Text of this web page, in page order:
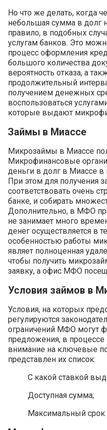
Но что же делать, когда
небольшая сумма в долг
правило, в подобных
услугам банков. Это
процесс оформления
большого количества
вероятность отказа, а
продолжительный
получением денежных
воспользоваться
которые выдают
Займы в Миассе
Микрозаймы в Миассе
Микрофинансовые
деньги в долг в Миассе в
При этом для получения
соответствовать очень
банке, и собирать
Дополнительно, в МФО
не занимает много
денег осуществляется в
особенностью работы
являет полноценная
чтобы получить
заявку, а офис МФО
Условия займов в
Условия, на которых
регулируются
ограничений МФО могут
предложения, в процессе
внимание на ключевые
представлен их список:
С какой ставкой
Доступная сумма;
Максимальный срок